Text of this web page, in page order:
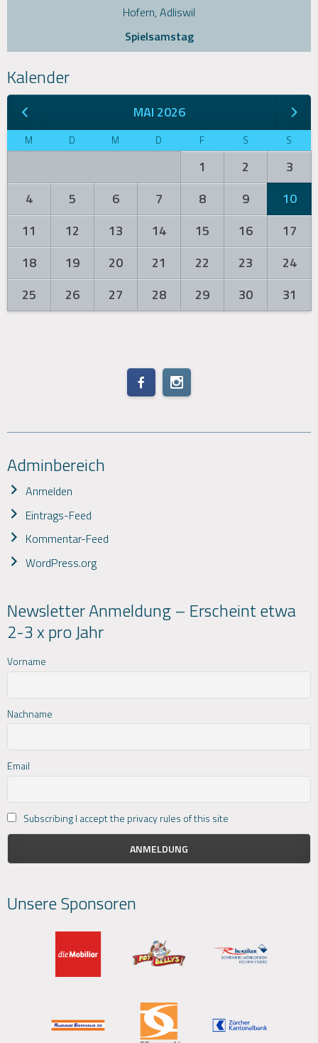
Hofern, Adliswil
Spielsamstag
Kalender
MAI 2026
M D M D F S S
1 2
3
4
5 6 7 8 9
10
11
12 13 14 15 16
17
18
19 20 21 22 23
24
25
26 27 28 29 30 31
Adminbereich
Anmelden
Eintrags-Feed
Kommentar-Feed
WordPress.org
Newsletter Anmeldung – Erscheint etwa
2-3 x pro Jahr
Vorname
Nachname
Email
Subscribing I accept the privacy rules of this site
Unsere Sponsoren